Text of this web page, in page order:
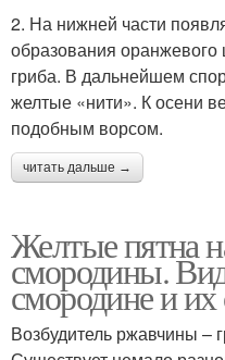
2. На нижней части
образования оранжевого
гриба. В дальнейшем
желтые «нити». К осени
подобным ворсом.
читать дальше →
Желтые пятна
смородины.
смородине и
Возбудитель ржавчины –